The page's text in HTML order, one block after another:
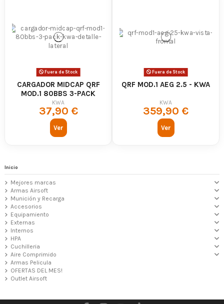
Fuera de Stock
CARGADOR MIDCAP QRF
MOD.1 80BBS 3-PACK
KWA
KWA
37,90 €
Ver
Fuera de Stock
QRF MOD.1 AEG 2.5 - KWA
KWA
359,90 €
Ver
Inicio
Mejores marcas
Armas Airsoft
Munición y Recarga
Accesorios
Equipamiento
Externas
Internos
HPA
Cuchilleria
Aire Comprimido
Armas Pelicula
OFERTAS DEL MES!
Outlet Airsoft